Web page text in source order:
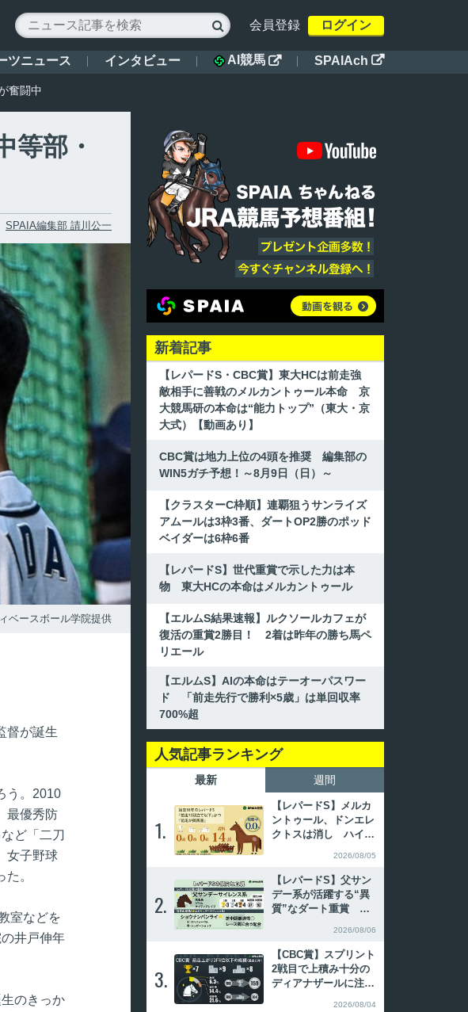
 会員登録 ログイン
ツニュース インタビュー AI競馬  SPAIAch 
奮闘中
等部・
SPAIA編集部 請川公一
ベースボール学院提供
督が誕生
う。2010
最優秀防
ど「二刀
女子野球
。
室などを
井戸伸年
のきっか
新着記事
【レパードS・CBC賞】東大HCは前走強
敵相手に善戦のメルカントゥール本命 京
大競馬研の本命は“能力トップ”（東大・京
大式）【動画あり】
CBC賞は地力上位の4頭を推奨 編集部の
WIN5ガチ予想！～8月9日（日）～
【クラスターC枠順】連覇狙うサンライズ
アムールは3枠3番、ダートOP2勝のポッド
ベイダーは6枠6番
【レパードS】世代重賞で示した力は本
物 東大HCの本命はメルカントゥール
【エルムS結果速報】ルクソールカフェが
復活の重賞2勝目！ 2着は昨年の勝ち馬ペ
リエール
【エルムS】AIの本命はテーオーパスワー
ド 「前走先行で勝利×5歳」は単回収率
700%超
人気記事ランキング
最新 週間
1.
【レパードS】メルカ
ントゥール、ドンエレ
クトスは消し ハイブ
2026/08/05
2.
【レパードS】父サン
デー系が活躍する“異
質”なダート重賞 傾
2026/08/06
3.
【CBC賞】スプリント
2戦目で上積み十分の
ディアナザールに注
2026/08/04